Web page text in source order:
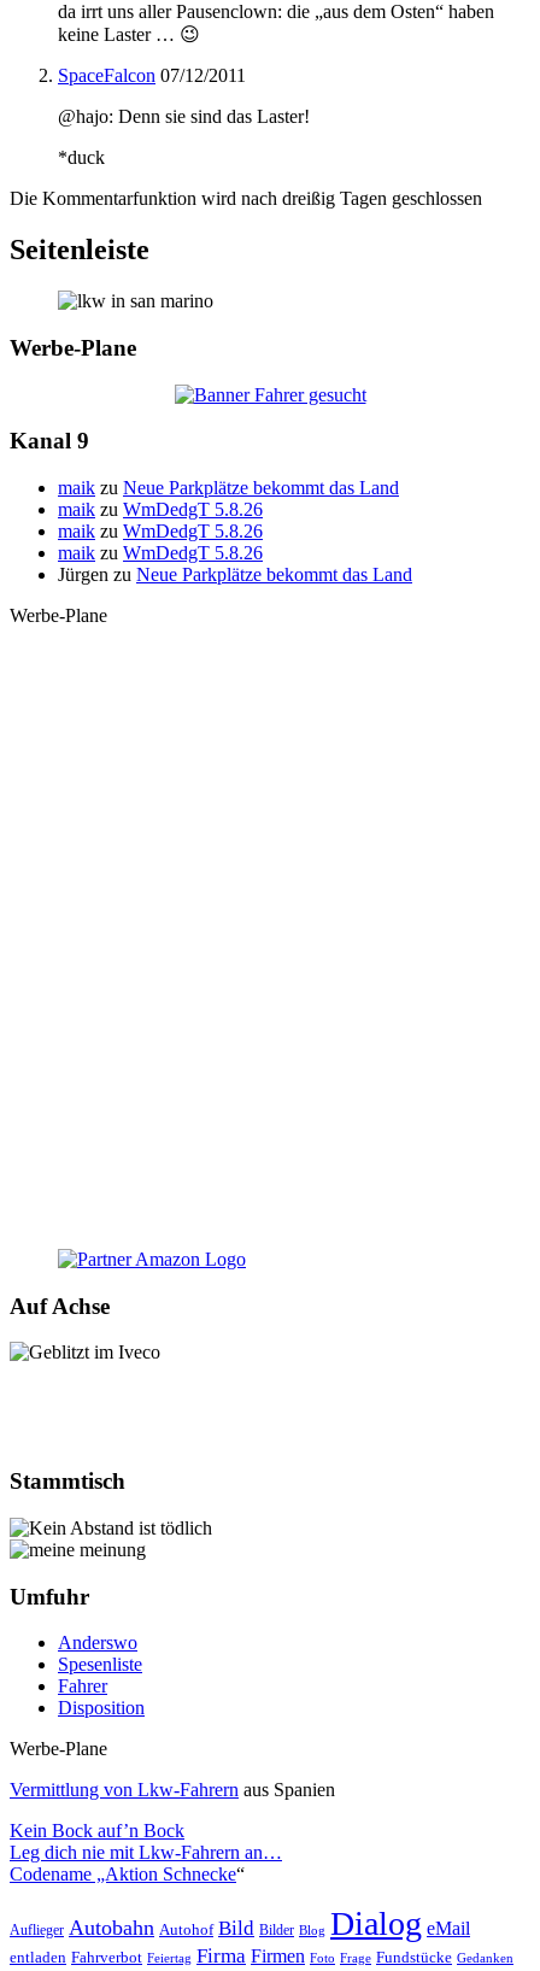
da irrt uns aller Pausenclown: die „aus dem Osten“ haben
keine Laster … 😉
SpaceFalcon 07/12/2011
@hajo: Denn sie sind das Laster!
*duck
Die Kommentarfunktion wird nach dreißig Tagen geschlossen
Seitenleiste
Werbe-Plane
Kanal 9
maik zu Neue Parkplätze bekommt das Land
maik zu WmDedgT 5.8.26
maik zu WmDedgT 5.8.26
maik zu WmDedgT 5.8.26
Jürgen zu Neue Parkplätze bekommt das Land
Werbe-Plane
Auf Achse
Stammtisch
Umfuhr
Anderswo
Spesenliste
Fahrer
Disposition
Werbe-Plane
Vermittlung von Lkw-Fahrern aus Spanien
Kein Bock auf’n Bock
Leg dich nie mit Lkw-Fahrern an…
Codename „Aktion Schnecke“
Auflieger Autobahn Autohof Bild Bilder Blog Dialog eMail
entladen Fahrverbot Feiertag Firma Firmen Foto Frage Fundstücke Gedanken